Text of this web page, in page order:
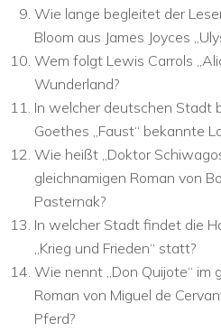
Wie lange begleitet der
Bloom aus James Joyces
Wem folgt Lewis Carrols
Wunderland?
In welcher deutschen Stadt
Goethes „Faust“ bekannte
Wie heißt „Doktor
gleichnamigen Roman von
Pasternak?
In welcher Stadt findet die
„Krieg und Frieden“ statt?
Wie nennt „Don Quijote“ im
Roman von Miguel de
Pferd?